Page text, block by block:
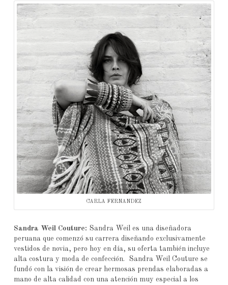
CARLA FERNANDEZ
Sandra Weil Couture: Sandra Weil es una diseñadora
peruana que comenzó su carrera diseñando exclusivamente
vestidos de novia, pero hoy en día, su oferta también incluye
alta costura y moda de confección. Sandra Weil Couture se
fundó con la visión de crear hermosas prendas elaboradas a
mano de alta calidad con una atención muy especial a los